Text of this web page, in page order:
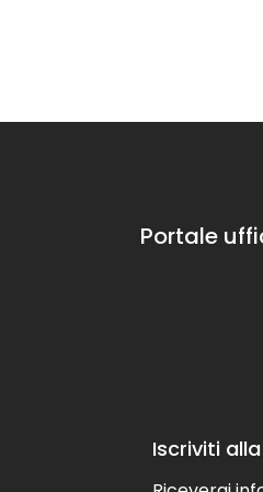
Portale
Iscriviti